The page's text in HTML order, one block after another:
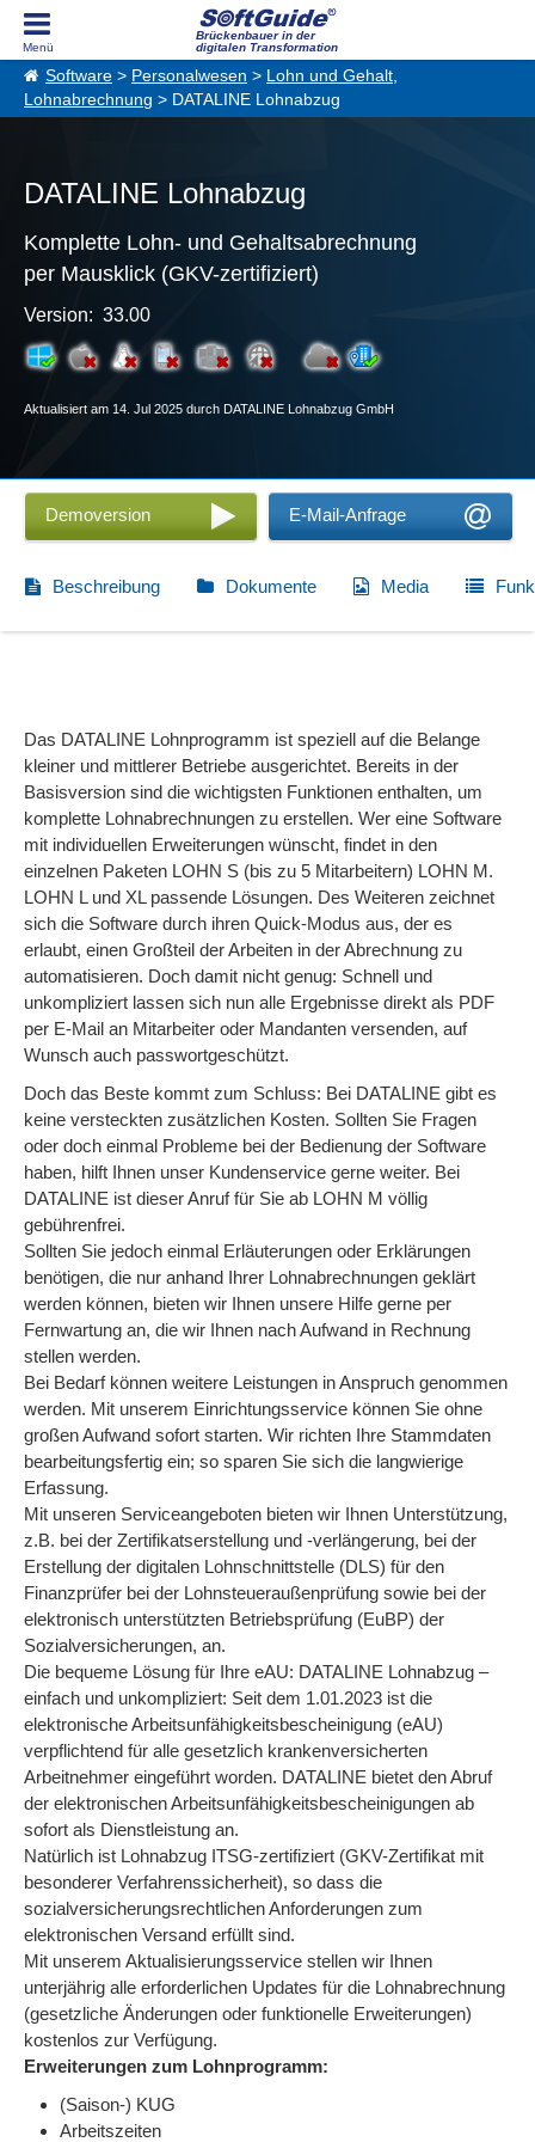
Brückenbauer in der
digitalen Transformation
Software > Personalwesen > Lohn und Gehalt,
Lohnabrechnung > DATALINE Lohnabzug
DATALINE Lohnabzug
Komplette Lohn- und Gehaltsabrechnung
per Mausklick (GKV-zertifiziert)
Version: 33.00
Aktualisiert am 14. Jul 2025 durch DATALINE Lohnabzug GmbH
Demoversion E-Mail-Anfrage
Beschreibung Dokumente Media
Das DATALINE Lohnprogramm ist speziell auf die Belange
kleiner und mittlerer Betriebe ausgerichtet. Bereits in der
Basisversion sind die wichtigsten Funktionen enthalten, um
komplette Lohnabrechnungen zu erstellen. Wer eine Software
mit individuellen Erweiterungen wünscht, findet in den
einzelnen Paketen LOHN S (bis zu 5 Mitarbeitern) LOHN M.
LOHN L und XL passende Lösungen. Des Weiteren zeichnet
sich die Software durch ihren Quick-Modus aus, der es
erlaubt, einen Großteil der Arbeiten in der Abrechnung zu
automatisieren. Doch damit nicht genug: Schnell und
unkompliziert lassen sich nun alle Ergebnisse direkt als PDF
per E-Mail an Mitarbeiter oder Mandanten versenden, auf
Wunsch auch passwortgeschützt.
Doch das Beste kommt zum Schluss: Bei DATALINE gibt es
keine versteckten zusätzlichen Kosten. Sollten Sie Fragen
oder doch einmal Probleme bei der Bedienung der Software
haben, hilft Ihnen unser Kundenservice gerne weiter. Bei
DATALINE ist dieser Anruf für Sie ab LOHN M völlig
gebührenfrei.
Sollten Sie jedoch einmal Erläuterungen oder Erklärungen
benötigen, die nur anhand Ihrer Lohnabrechnungen geklärt
werden können, bieten wir Ihnen unsere Hilfe gerne per
Fernwartung an, die wir Ihnen nach Aufwand in Rechnung
stellen werden.
Bei Bedarf können weitere Leistungen in Anspruch genommen
werden. Mit unserem Einrichtungsservice können Sie ohne
großen Aufwand sofort starten. Wir richten Ihre Stammdaten
bearbeitungsfertig ein; so sparen Sie sich die langwierige
Erfassung.
Mit unseren Serviceangeboten bieten wir Ihnen Unterstützung,
z.B. bei der Zertifikatserstellung und -verlängerung, bei der
Erstellung der digitalen Lohnschnittstelle (DLS) für den
Finanzprüfer bei der Lohnsteueraußenprüfung sowie bei der
elektronisch unterstützten Betriebsprüfung (EuBP) der
Sozialversicherungen, an.
Die bequeme Lösung für Ihre eAU: DATALINE Lohnabzug –
einfach und unkompliziert: Seit dem 1.01.2023 ist die
elektronische Arbeitsunfähigkeitsbescheinigung (eAU)
verpflichtend für alle gesetzlich krankenversicherten
Arbeitnehmer eingeführt worden. DATALINE bietet den Abruf
der elektronischen Arbeitsunfähigkeitsbescheinigungen ab
sofort als Dienstleistung an.
Natürlich ist Lohnabzug ITSG-zertifiziert (GKV-Zertifikat mit
besonderer Verfahrenssicherheit), so dass die
sozialversicherungsrechtlichen Anforderungen zum
elektronischen Versand erfüllt sind.
Mit unserem Aktualisierungsservice stellen wir Ihnen
unterjährig alle erforderlichen Updates für die Lohnabrechnung
(gesetzliche Änderungen oder funktionelle Erweiterungen)
kostenlos zur Verfügung.
Erweiterungen zum Lohnprogramm:
(Saison-) KUG
Arbeitszeiten